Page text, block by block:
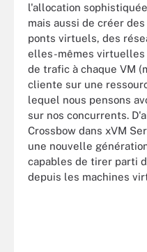
l'allocation
mais aussi de créer
ponts virtuels, des
elles-mêmes virtuelles
de trafic à chaque VM
cliente sur une
lequel nous pensons
sur nos concurrents.
Crossbow dans xVM
une nouvelle
capables de tirer parti
depuis les machines